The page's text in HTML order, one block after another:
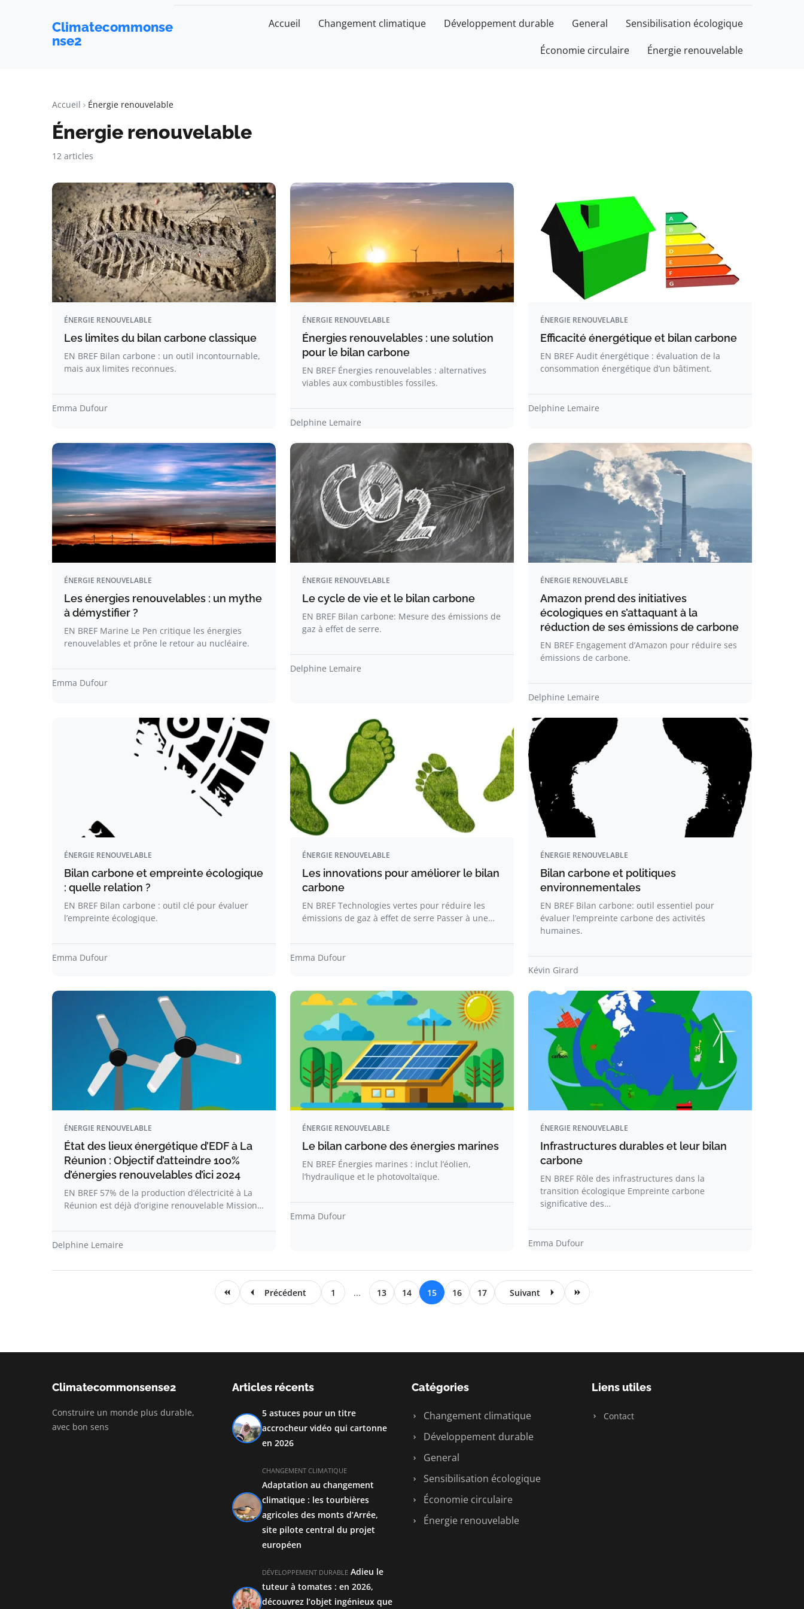
Climatecommonse
nse2
Accueil Changement climatique Développement durable General Sensibilisation écologique
Économie circulaire Énergie renouvelable
Accueil Énergie renouvelable
Énergie renouvelable
12 articles
ÉNERGIE RENOUVELABLE
Les limites du bilan carbone classique
EN BREF Bilan carbone : un outil incontournable,
mais aux limites reconnues.
Emma Dufour
ÉNERGIE RENOUVELABLE
Énergies renouvelables : une solution
pour le bilan carbone
EN BREF Énergies renouvelables : alternatives
viables aux combustibles fossiles.
Delphine Lemaire
ÉNERGIE RENOUVELABLE
Efficacité énergétique et bilan carbone
EN BREF Audit énergétique : évaluation de la
consommation énergétique d’un bâtiment.
Delphine Lemaire
ÉNERGIE RENOUVELABLE
Les énergies renouvelables : un mythe
à démystifier ?
EN BREF Marine Le Pen critique les énergies
renouvelables et prône le retour au nucléaire.
Emma Dufour
ÉNERGIE RENOUVELABLE
Le cycle de vie et le bilan carbone
EN BREF Bilan carbone: Mesure des émissions de
gaz à effet de serre.
Delphine Lemaire
ÉNERGIE RENOUVELABLE
Amazon prend des initiatives
écologiques en s’attaquant à la
réduction de ses émissions de carbone
EN BREF Engagement d’Amazon pour réduire ses
émissions de carbone.
Delphine Lemaire
ÉNERGIE RENOUVELABLE
Bilan carbone et empreinte écologique
: quelle relation ?
EN BREF Bilan carbone : outil clé pour évaluer
l’empreinte écologique.
Emma Dufour
ÉNERGIE RENOUVELABLE
Les innovations pour améliorer le bilan
carbone
EN BREF Technologies vertes pour réduire les
émissions de gaz à effet de serre Passer à une…
Emma Dufour
ÉNERGIE RENOUVELABLE
Bilan carbone et politiques
environnementales
EN BREF Bilan carbone: outil essentiel pour
évaluer l’empreinte carbone des activités
humaines.
Kévin Girard
ÉNERGIE RENOUVELABLE
État des lieux énergétique d’EDF à La
Réunion : Objectif d’atteindre 100%
d’énergies renouvelables d’ici 2024
EN BREF 57% de la production d’électricité à La
Réunion est déjà d’origine renouvelable Mission…
Delphine Lemaire
ÉNERGIE RENOUVELABLE
Le bilan carbone des énergies marines
EN BREF Énergies marines : inclut l’éolien,
l’hydraulique et le photovoltaïque.
Emma Dufour
ÉNERGIE RENOUVELABLE
Infrastructures durables et leur bilan
carbone
EN BREF Rôle des infrastructures dans la
transition écologique Empreinte carbone
significative des…
Emma Dufour
Précédent 1 ... 13 14 15 16 17 Suivant
Climatecommonsense2
Construire un monde plus durable,
avec bon sens
Articles récents
5 astuces pour un titre
accrocheur vidéo qui cartonne
en 2026
CHANGEMENT CLIMATIQUE
Adaptation au changement
climatique : les tourbières
agricoles des monts d’Arrée,
site pilote central du projet
européen
DÉVELOPPEMENT DURABLE Adieu le
tuteur à tomates : en 2026,
découvrez l’objet ingénieux que
Catégories
Changement climatique
Développement durable
General
Sensibilisation écologique
Économie circulaire
Énergie renouvelable
Liens utiles
Contact